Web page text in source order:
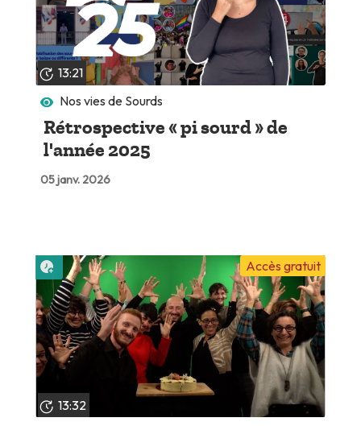
13:21
Nos vies de Sourds
Rétrospective « pi sourd » de
l'année 2025
05 janv. 2026
13:32
Accès gratuit
Lire plus tard